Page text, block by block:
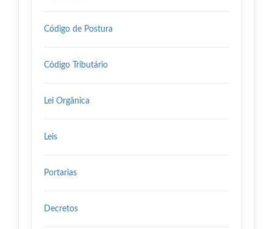
Código de Postura
Código Tributário
Lei Orgânica
Leis
Portarias
Decretos